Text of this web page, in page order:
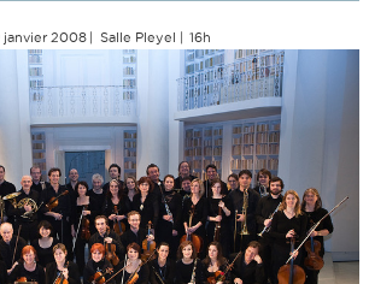
janvier 2008 Salle Pleyel 16h